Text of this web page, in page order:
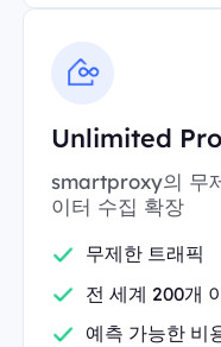
Unlimited
smartproxy의 무
이터 수집 확장
무제한 트래픽
전 세계 200개
예측 가능한 비